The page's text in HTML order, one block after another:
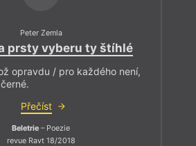
Peter Zemla
prsty vyberu ty štíhlé
opravdu / pro každého není,
Přečíst
Beletrie – Poezie
revue Ravt 18/2018